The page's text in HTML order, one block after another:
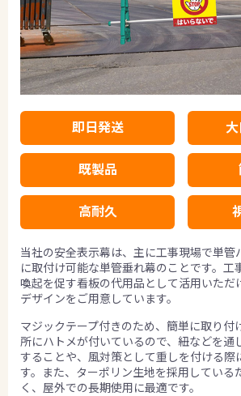
即日発送
既製品
高耐久
当社の安全表示幕は、主に工事現場で単管
に取付け可能な単管垂れ幕のことです。工
喚起を促す看板の代用品として活用いただ
デザインをご用意しています。
マジックテープ付きのため、簡単に取り付
所にハトメが付いているので、紐などを通
することや、風対策として重しを付ける際
す。また、ターポリン生地を採用している
く、屋外での長期使用に最適です。